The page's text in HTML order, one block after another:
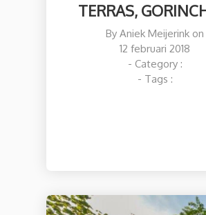
TERRAS,
By Aniek Meijerink on
12 februari 2018
- Category :
- Tags :